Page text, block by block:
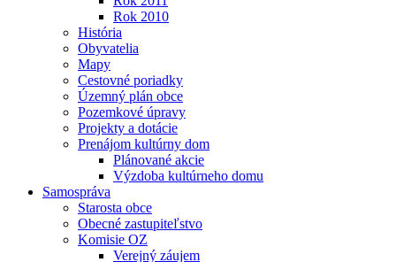
Rok 2010
História
Obyvatelia
Mapy
Cestovné poriadky
Územný plán obce
Pozemkové úpravy
Projekty a dotácie
Prenájom kultúrny dom
Plánované akcie
Výzdoba kultúrneho domu
Samospráva
Starosta obce
Obecné zastupiteľstvo
Komisie OZ
Verejný záujem